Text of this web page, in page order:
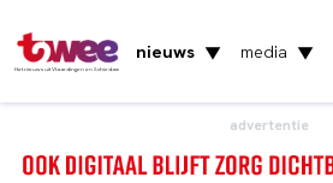
Het nieuws uit Vlaardingen en Schiedam
nieuws ▼ media ▼
advertentie